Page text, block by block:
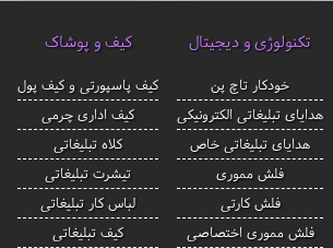
تکنولوژی و دیجیتال
خودکار تاچ پن
هدایای تبلیغاتی الکترونیکی
هدایای تبلیغاتی خاص
فلش مموری
فلش کارتی
فلش مموری اختصاصی
کیف و پوشاک
کیف پاسپورتی و کیف پول
کیف اداری چرمی
کلاه تبلیغاتی
تیشرت تبلیغاتی
لباس کار تبلیغاتی
کیف تبلیغاتی